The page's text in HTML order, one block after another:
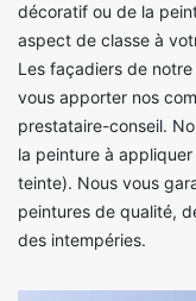
décoratif ou de la
aspect de classe à
Les façadiers de
vous apporter nos
prestataire-conseil.
la peinture à
teinte). Nous vous
peintures de qualité,
des intempéries.